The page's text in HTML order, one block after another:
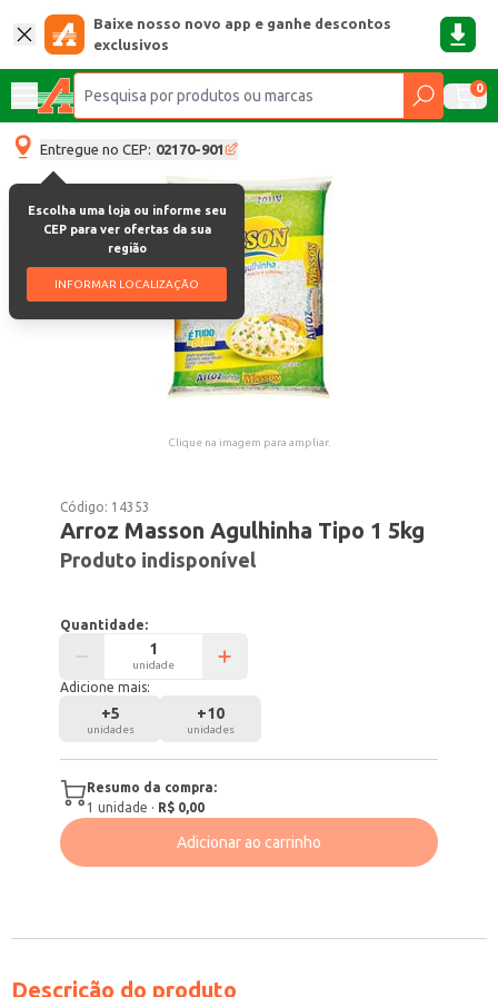
Baixe nosso novo app e ganhe descontos
exclusivos
0
Entregue no CEP: 02170-901
Escolha uma loja ou informe seu
CEP para ver ofertas da sua
região
INFORMAR LOCALIZAÇÃO
Clique na imagem para ampliar.
Código: 14353
Arroz Masson Agulhinha Tipo 1 5kg
Produto indisponível
Quantidade:
unidade
Adicione mais:
+5
unidades
+10
unidades
Resumo da compra:
1 unidade · R$ 0,00
Adicionar ao carrinho
Descrição do produto